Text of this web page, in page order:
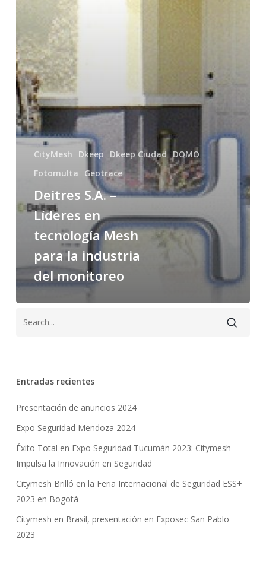
del
monitoreo
CityMesh Dkeep Dkeep Ciudad DOMO
Fotomulta
Geotrace
Deitres S.A. –
Líderes en
tecnología Mesh
para la industria
del monitoreo
Entradas recientes
Presentación de anuncios 2024
Expo Seguridad Mendoza 2024
Éxito Total en Expo Seguridad Tucumán 2023: Citymesh
Impulsa la Innovación en Seguridad
Citymesh Brilló en la Feria Internacional de Seguridad ESS+
2023 en Bogotá
Citymesh en Brasil, presentación en Exposec San Pablo
2023